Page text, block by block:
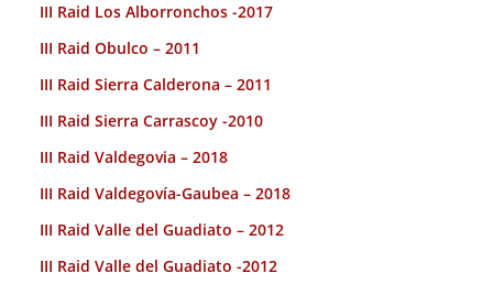
III Raid Los Alborronchos -2017
III Raid Obulco – 2011
III Raid Sierra Calderona – 2011
III Raid Sierra Carrascoy -2010
III Raid Valdegovia – 2018
III Raid Valdegovía-Gaubea – 2018
III Raid Valle del Guadiato – 2012
III Raid Valle del Guadiato -2012